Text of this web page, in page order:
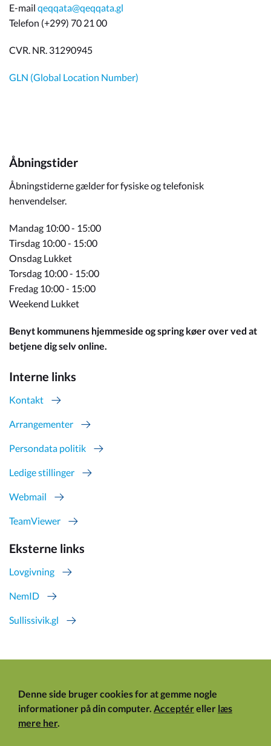
E-mail qeqqata@qeqqata.gl
Telefon (+299) 70 21 00
CVR. NR. 31290945
GLN (Global Location Number)
Åbningstider
Åbningstiderne gælder for fysiske og telefonisk
henvendelser.
Mandag 10:00 - 15:00
Tirsdag 10:00 - 15:00
Onsdag Lukket
Torsdag 10:00 - 15:00
Fredag 10:00 - 15:00
Weekend Lukket
Benyt kommunens hjemmeside og spring køer over ved at
betjene dig selv online.
Interne links
Kontakt
Arrangementer
Persondata politik
Ledige stillinger
Webmail
TeamViewer
Eksterne links
Lovgivning
NemID
Sullissivik.gl
Denne side bruger cookies for at gemme nogle
informationer på din computer. Acceptéreller læs
mere her.